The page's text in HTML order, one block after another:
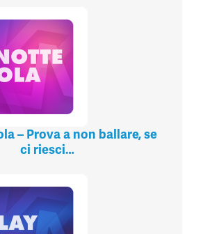
– Prova a non ballare, se
ci riesci…